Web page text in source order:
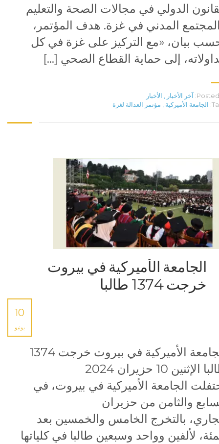
الدولي في مجالات الصحة والتعليم
المدني في غزة. هدف المؤتمر،
بيان، «مع التركيز على غزة في كل
إلى حماية القطاع الصحي […]
Posted آخر الأخبار , الأخبار
الجامعة الأميركية , مؤتمر العدالة لغزة
الجامعة الأميركية في بيروت
خرجت 1374 طالبا
10
يونيو
الجامعة الأميركية في بيروت خرجت 1374
طالبا الإثنين 10 حزيران 2024
الجامعة الأميركية في بيروت، في
والثامن من حزيران
بالتخرج الخامس والخمسين بعد
لألفين وواحد وسبعين طالبا في كلياتها